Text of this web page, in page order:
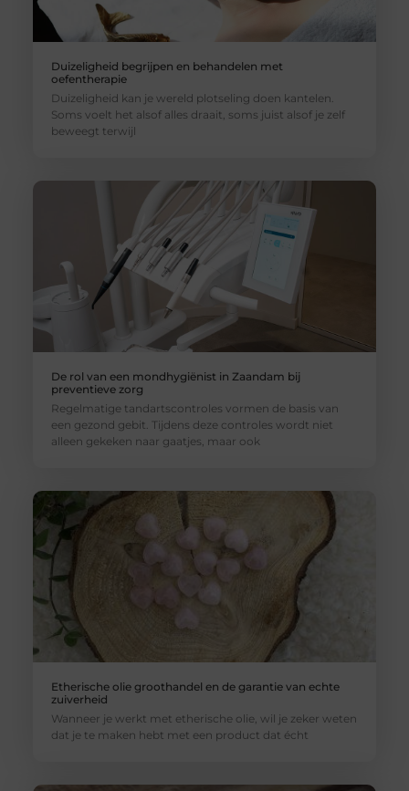
Duizeligheid begrijpen en behandelen met
oefentherapie
Duizeligheid kan je wereld plotseling doen kantelen.
Soms voelt het alsof alles draait, soms juist alsof je zelf
beweegt terwijl
De rol van een mondhygiënist in Zaandam bij
preventieve zorg
Regelmatige tandartscontroles vormen de basis van
een gezond gebit. Tijdens deze controles wordt niet
alleen gekeken naar gaatjes, maar ook
Etherische olie groothandel en de garantie van echte
zuiverheid
Wanneer je werkt met etherische olie, wil je zeker weten
dat je te maken hebt met een product dat écht